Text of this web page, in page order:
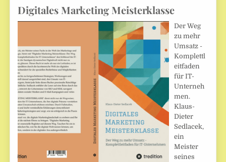
Digitales Marketing Meisterklasse
Der Weg
zu mehr
Umsatz -
Komplettl
eitfaden
für IT-
Unterneh
men.
Klaus-
Dieter
Sedlacek,
ein
Meister
seines